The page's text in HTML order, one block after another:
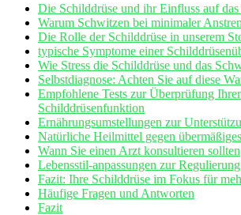
Die Schilddrüse und ihr Einfluss auf​
Warum⁢ Schwitzen bei⁤ minimaler⁣
Die Rolle der Schilddrüse in unserem
typische Symptome einer
Wie⁣ Stress die Schilddrüse und das
Selbstdiagnose: Achten Sie‌ auf⁣ diese
Empfohlene Tests ​zur‌ Überprüfung Ihrer
Schilddrüsenfunktion
Ernährungsumstellungen⁤ zur‍
Natürliche Heilmittel gegen
Wann Sie einen Arzt konsultieren​ sollten
Lebensstil-anpassungen zur
Fazit: Ihre Schilddrüse im‍ Fokus ‌für
Häufige​ Fragen und Antworten
Fazit